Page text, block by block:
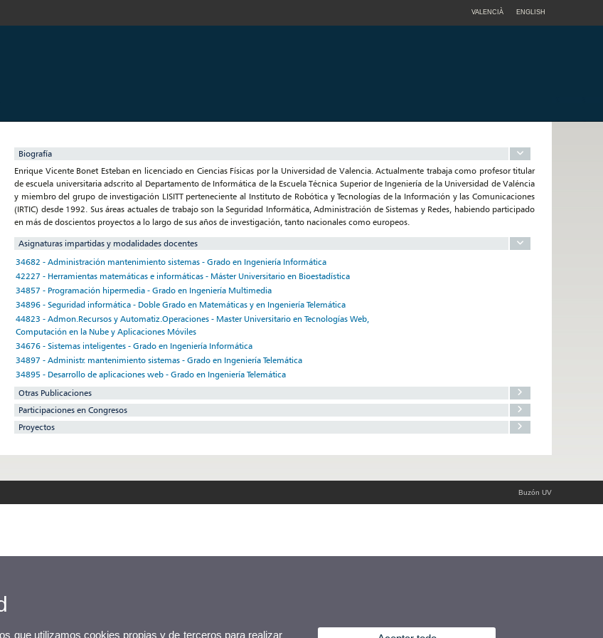
VALENCIÀ ENGLISH
Biografía
Enrique Vicente Bonet Esteban en licenciado en Ciencias Físicas por la Universidad de Valencia. Actualmente trabaja como profesor titular
de escuela universitaria adscrito al Departamento de Informática de la Escuela Técnica Superior de Ingeniería de la Universidad de Valéncia
y miembro del grupo de investigación LISITT perteneciente al Instituto de Robótica y Tecnologías de la Información y las Comunicaciones
(IRTIC) desde 1992. Sus áreas actuales de trabajo son la Seguridad Informática, Administración de Sistemas y Redes, habiendo participado
en más de doscientos proyectos a lo largo de sus años de investigación, tanto nacionales como europeos.
Asignaturas impartidas y modalidades docentes
34682 - Administración mantenimiento sistemas - Grado en Ingeniería Informática
42227 - Herramientas matemáticas e informáticas - Máster Universitario en Bioestadística
34857 - Programación hipermedia - Grado en Ingeniería Multimedia
34896 - Seguridad informática - Doble Grado en Matemáticas y en Ingeniería Telemática
44823 - Admon.Recursos y Automatiz.Operaciones - Master Universitario en Tecnologías Web,
Computación en la Nube y Aplicaciones Móviles
34676 - Sistemas inteligentes - Grado en Ingeniería Informática
34897 - Administr. mantenimiento sistemas - Grado en Ingeniería Telemática
34895 - Desarrollo de aplicaciones web - Grado en Ingeniería Telemática
Otras Publicaciones
Participaciones en Congresos
Proyectos
Buzón UV
que utilizamos cookies propias y de terceros para realizar